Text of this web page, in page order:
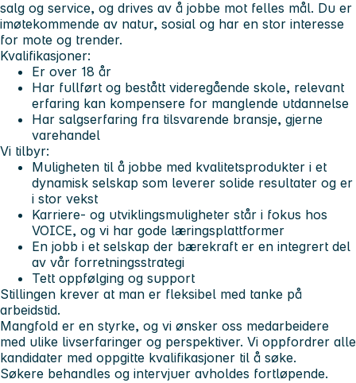
salg og service, og drives av å jobbe mot felles mål. Du er
imøtekommende av natur, sosial og har en stor interesse
for mote og trender.
Kvalifikasjoner:
Er over 18 år
Har fullført og bestått videregående skole, relevant
erfaring kan kompensere for manglende utdannelse
Har salgserfaring fra tilsvarende bransje, gjerne
varehandel
Vi tilbyr:
Muligheten til å jobbe med kvalitetsprodukter i et
dynamisk selskap som leverer solide resultater og er
i stor vekst
Karriere- og utviklingsmuligheter står i fokus hos
VOICE, og vi har gode læringsplattformer
En jobb i et selskap der bærekraft er en integrert del
av vår forretningsstrategi
Tett oppfølging og support
Stillingen krever at man er fleksibel med tanke på
arbeidstid.
Mangfold er en styrke, og vi ønsker oss medarbeidere
med ulike livserfaringer og perspektiver. Vi oppfordrer alle
kandidater med oppgitte kvalifikasjoner til å søke.
Søkere behandles og intervjuer avholdes fortløpende.